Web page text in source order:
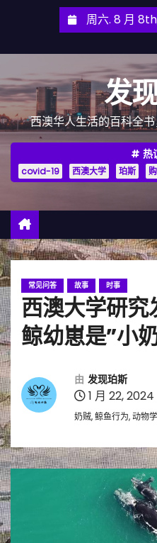
周六. 8 月
发
西澳华人生活的百科全
热
covid-19 西澳大学 珀斯
常见问答 故事 时事
西澳大学研究
鲸幼崽是”小
由 发现珀斯
1 月 22, 2024
奶贼, 鲸鱼行为, 动物